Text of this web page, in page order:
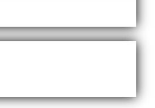
ett eller två varv